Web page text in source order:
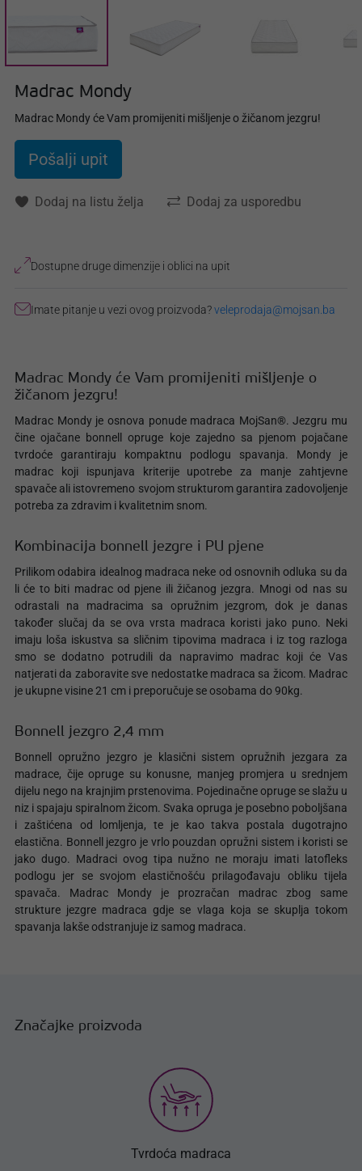
Madrac Mondy
Madrac Mondy će Vam promijeniti mišljenje o žičanom jezgru!
Pošalji upit
Dodaj na listu želja Dodaj za usporedbu
Dostupne druge dimenzije i oblici na upit
Imate pitanje u vezi ovog proizvoda?veleprodaja@mojsan.ba
Madrac Mondy će Vam promijeniti mišljenje o
žičanom jezgru!
Madrac Mondy je osnova ponude madraca MojSan®. Jezgru mu
čine ojačane bonnell opruge koje zajedno sa pjenom pojačane
tvrdoće garantiraju kompaktnu podlogu spavanja. Mondy je
madrac koji ispunjava kriterije upotrebe za manje zahtjevne
spavače ali istovremeno svojom strukturom garantira zadovoljenje
potreba za zdravim i kvalitetnim snom.
Kombinacija bonnell jezgre i PU pjene
Prilikom odabira idealnog madraca neke od osnovnih odluka su da
li će to biti madrac od pjene ili žičanog jezgra. Mnogi od nas su
odrastali na madracima sa opružnim jezgrom, dok je danas
također slučaj da se ova vrsta madraca koristi jako puno. Neki
imaju loša iskustva sa sličnim tipovima madraca i iz tog razloga
smo se dodatno potrudili da napravimo madrac koji će Vas
natjerati da zaboravite sve nedostatke madraca sa žicom. Madrac
je ukupne visine 21 cm i preporučuje se osobama do 90kg.
Bonnell jezgro 2,4 mm
Bonnell opružno jezgro je klasični sistem opružnih jezgara za
madrace, čije opruge su konusne, manjeg promjera u srednjem
dijelu nego na krajnjim prstenovima. Pojedinačne opruge se slažu u
niz i spajaju spiralnom žicom. Svaka opruga je posebno poboljšana
i zaštićena od lomljenja, te je kao takva postala dugotrajno
elastična. Bonnell jezgro je vrlo pouzdan opružni sistem i koristi se
jako dugo. Madraci ovog tipa nužno ne moraju imati latofleks
podlogu jer se svojom elastičnošću prilagođavaju obliku tijela
spavača. Madrac Mondy je prozračan madrac zbog same
strukture jezgre madraca gdje se vlaga koja se skuplja tokom
spavanja lakše odstranjuje iz samog madraca.
Značajke proizvoda
Tvrdoća madraca